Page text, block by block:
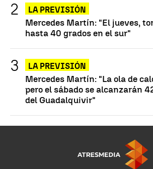
LA PREVISIÓN
Mercedes Martín: "El jueves,
hasta 40 grados en el sur"
LA PREVISIÓN
Mercedes Martín: "La ola de
pero el sábado se alcanzarán
del Guadalquivir"